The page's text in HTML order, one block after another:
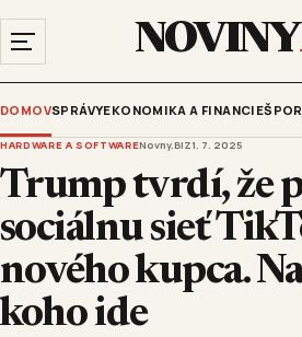
NOVINY
DOMOVSPRÁVYEKONOMIKA A FINANCIE
HARDWARE A SOFTWARENovny.BIZ1. 7. 2025
Trump tvrdí, že
sociálnu sieť
nového kupca.
koho ide